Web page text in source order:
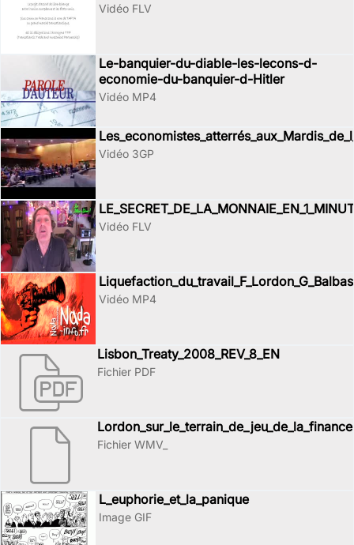
Vidéo FLV
Le-banquier-du-diable-les-lecons-d-
economie-du-banquier-d-Hitler
Vidéo MP4
Vidéo 3GP
Vidéo FLV
Vidéo MP4
Lisbon_Treaty_2008_REV_8_EN
Fichier PDF
Lordon_sur_le_terrain_de_jeu_de_la_finance
Fichier WMV_
L_euphorie_et_la_panique
Image GIF